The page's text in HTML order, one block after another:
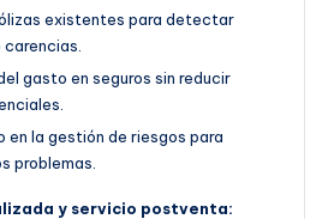
existentes para detectar
gasto en seguros sin reducir
en la gestión de riesgos para
problemas.
y servicio postventa: